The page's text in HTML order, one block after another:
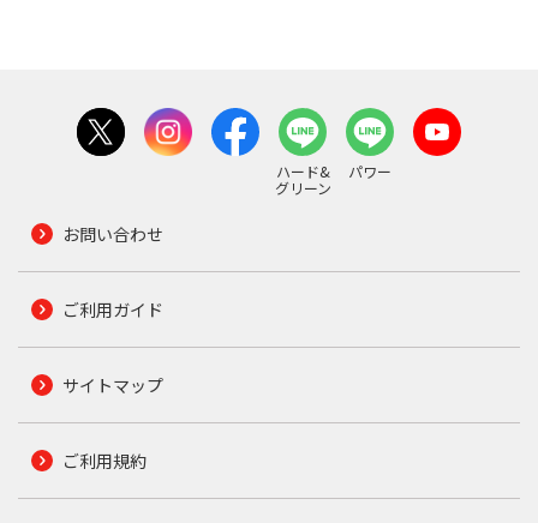
ハード&
グリーン
パワー
お問い合わせ
ご利用ガイド
サイトマップ
ご利用規約